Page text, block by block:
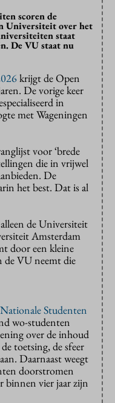
scoren de
Universiteit over het
staat
De VU staat nu
krijgt de Open
De vorige keer
in
met Wageningen
voor ‘brede
die in vrijwel
De
het best. Dat is al
de Universiteit
Amsterdam
door een kleine
de VU neemt die
Nationale Studenten
wo-studenten
over de inhoud
toetsing, de sfeer
Daarnaast weegt
doorstromen
binnen vier jaar zijn